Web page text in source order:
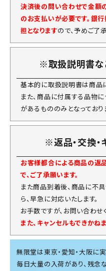
決済後の問い合わせで金額
のお支払いが必要です。銀
担となりますので、予めご了
※取扱説明書な
基本的に取扱説明書は商品
また、商品に付属する品物
があるもののみとなっており
※返品・交換・
お客様都合による商品の返
で、ご了承願います。
また商品到着後、商品に不
ら、早急に対応いたします。
お手数ですが、お問い合わせ
また、キャンセルもできかね
無限堂は東京・愛知・大阪に
毎日大量の入荷があり、残念